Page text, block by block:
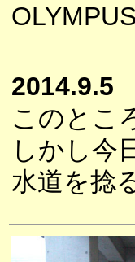
2014.9.5
このとこ
しかし今
水道を捻